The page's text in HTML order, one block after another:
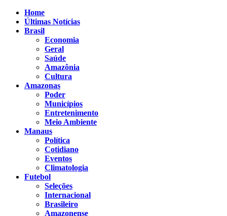
Home
Últimas Notícias
Brasil
Economia
Geral
Saúde
Amazônia
Cultura
Amazonas
Poder
Municípios
Entretenimento
Meio Ambiente
Manaus
Política
Cotidiano
Eventos
Climatologia
Futebol
Seleções
Internacional
Brasileiro
Amazonense